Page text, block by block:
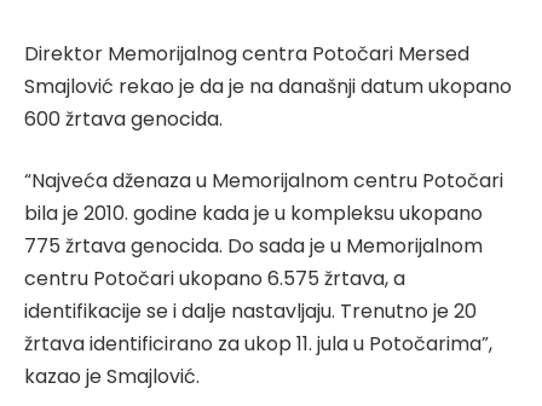
Direktor Memorijalnog centra Potočari Mersed
Smajlović rekao je da je na današnji datum ukopano
600 žrtava genocida.
“Najveća dženaza u Memorijalnom centru Potočari
bila je 2010. godine kada je u kompleksu ukopano
775 žrtava genocida. Do sada je u Memorijalnom
centru Potočari ukopano 6.575 žrtava, a
identifikacije se i dalje nastavljaju. Trenutno je 20
žrtava identificirano za ukop 11. jula u Potočarima”,
kazao je Smajlović.